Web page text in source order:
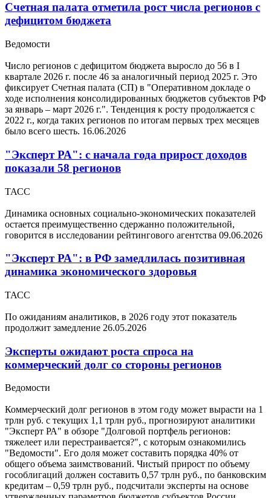
Счетная палата отметила рост числа регионов с
дефицитом бюджета
Ведомости
Число регионов с дефицитом бюджета выросло до 56 в I
квартале 2026 г. после 46 за аналогичный период 2025 г. Это
фиксирует Счетная палата (СП) в "Оперативном докладе о
ходе исполнения консолидированных бюджетов субъектов РФ
за январь – март 2026 г.". Тенденция к росту продолжается с
2022 г., когда таких регионов по итогам первых трех месяцев
было всего шесть. 16.06.2026
"Эксперт РА": с начала года прирост доходов
показали 58 регионов
ТАСС
Динамика основных социально-экономических показателей
остается преимущественно сдержанно положительной,
говорится в исследовании рейтингового агентства 09.06.2026
"Эксперт РА": в РФ замедлилась позитивная
динамика экономического здоровья
ТАСС
По ожиданиям аналитиков, в 2026 году этот показатель
продолжит замедление 26.05.2026
Эксперты ожидают роста спроса на
коммерческий долг со стороны регионов
Ведомости
Коммерческий долг регионов в этом году может вырасти на 1
трлн руб. с текущих 1,1 трлн руб., прогнозируют аналитики
"Эксперт РА" в обзоре "Долговой портфель регионов:
тяжелеет или перестраивается?", с которым ознакомились
"Ведомости". Его доля может составить порядка 40% от
общего объема заимствований. Чистый прирост по объему
гособлигаций должен составить 0,57 трлн руб., по банковским
кредитам – 0,59 трлн руб., подсчитали эксперты на основе